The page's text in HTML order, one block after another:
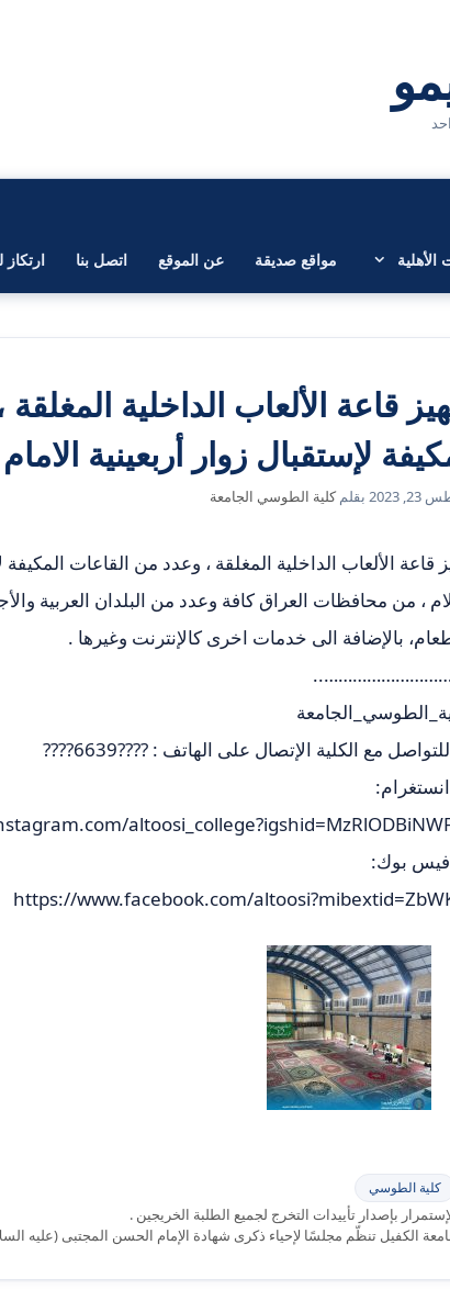
الأهلية مواقع صديقة عن الموقع اتصل بنا ارتكاز
قاعة الألعاب الداخلية
لإستقبال زوار أربعينية
2023 بقلمكلية الطوسي الجامعة
قاعة الألعاب الداخلية المغلقة ، وعدد من القاعات المكيفة
، من محافظات العراق كافة وعدد من البلدان العربية
بالإضافة الى خدمات اخرى كالإنترنت وغيرها .
مع الكلية الإتصال على الهاتف : ????6639????
بوك:
https://www.facebook.com/
كلية الطوسي
بإصدار تأييدات التخرج لجميع الطلبة الخريجين .
الكفيل تنظّم مجلسًا لإحياء ذكرى شهادة الإمام الحسن المجتبى (عليه